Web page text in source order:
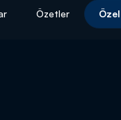
Özetler